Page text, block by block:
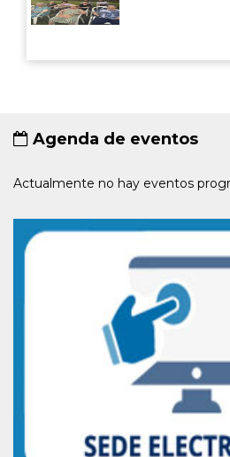
Agenda de eventos
Actualmente no hay eventos